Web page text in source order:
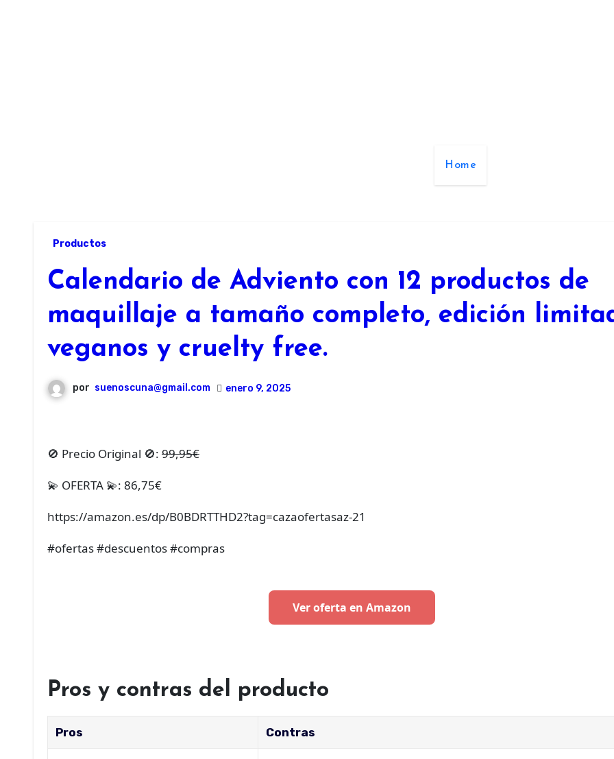
Home
Productos
Calendario de Adviento con 12 productos de
maquillaje a tamaño completo, edición
veganos y cruelty free.
por suenoscuna@gmail.com enero 9, 2025
🚫 Precio Original 🚫: 99,95€
💫 OFERTA 💫: 86,75€
https://amazon.es/dp/B0BDRTTHD2?tag=cazaofertasaz-21
#ofertas #descuentos #compras
Ver oferta en Amazon
Pros y contras del producto
Pros Contras